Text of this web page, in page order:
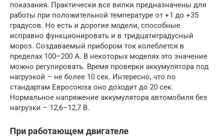
показания. Практически все вилки предназначены для
работы при положительной температуре от +1 до +35
градусов. Но есть и дорогие модели, способные
исправно функционировать и в тридцатиградусный
мороз. Создаваемый прибором ток колеблется в
пределах 100–200 А. В некоторых моделях это значение
можно регулировать. Время проверки аккумулятора под
нагрузкой – не более 10 сек. Интересно, что по
стандартам Евросоюза оно доходит до 20 сек.
Нормальное напряжение аккумулятора автомобиля без
нагрузки – 12,6–12,7 В.
При работающем двигателе